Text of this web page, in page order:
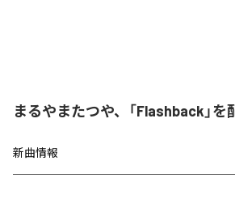
まるやまたつや、「Flashback」を
新曲情報